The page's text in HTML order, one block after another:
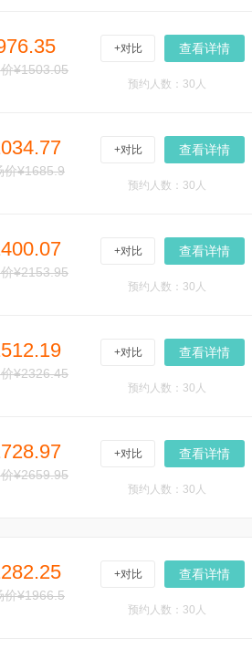
¥1503.05
+对比 查看详情
预约人数：30人
价¥1685.9
+对比 查看详情
预约人数：30人
¥2153.95
+对比 查看详情
预约人数：30人
¥2326.45
+对比 查看详情
预约人数：30人
¥2659.95
+对比 查看详情
预约人数：30人
价¥1966.5
+对比 查看详情
预约人数：30人